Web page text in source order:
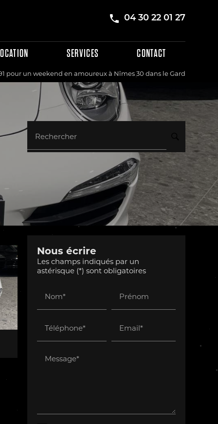
04 30 22 01 27
SERVICES CONTACT
pour un weekend en amoureux à Nîmes 30 dans le Gard
Rechercher
Nous écrire
Les champs indiqués par un
astérisque (*) sont obligatoires
Nom* Prénom
Téléphone* Email*
Message*